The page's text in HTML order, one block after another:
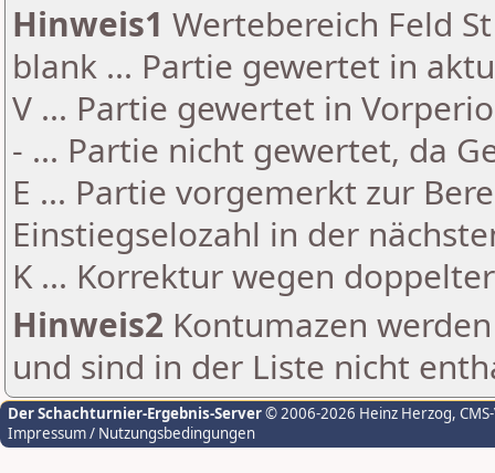
Hinweis1 Wertebereich Feld
blank ... Partie gewertet in
V ... Partie gewertet in
- ... Partie nicht gewertet, da
E ... Partie vorgemerkt zur
Einstiegselozahl in der
K ... Korrektur wegen
Hinweis2 Kontumazen
und sind in der Liste nicht
Der Schachturnier-Ergebnis-Server© 2006-2026 Heinz Herzog,
Impressum / Nutzungsbedingungen